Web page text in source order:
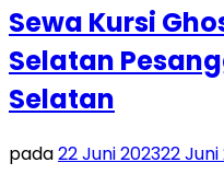
Sewa Kursi
Selatan
Selatan
pada22 Juni 202322 Juni